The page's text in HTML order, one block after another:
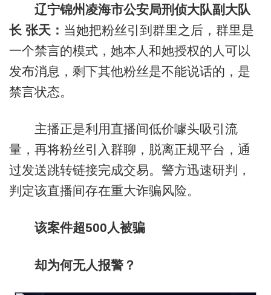
辽宁锦州凌海市公安局刑侦大队副大队
长 张天： 当她把粉丝引到群里之后，群里是
一个禁言的模式，她本人和她授权的人可以
发布消息，剩下其他粉丝是不能说话的，是
禁言状态。
主播正是利用直播间低价噱头吸引流
量，再将粉丝引入群聊，脱离正规平台，通
过发送跳转链接完成交易。警方迅速研判，
判定该直播间存在重大诈骗风险。
该案件超500人被骗
却为何无人报警？